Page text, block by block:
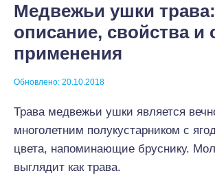
Медвежьи ушки трава:
описание, свойства и
применения
Обновлено: 20.10.2018
Трава медвежьи ушки является
многолетним полукустарником с
цвета, напоминающие бруснику.
выглядит как трава.